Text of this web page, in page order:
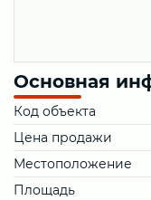
Основная
Код объекта
Цена продажи
Местоположение
Площадь